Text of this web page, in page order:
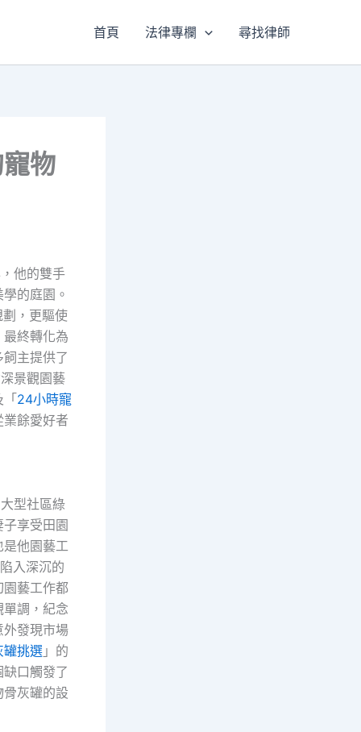
首頁 法律專欄 尋找律師
物
他的雙手
的庭園。
，更驅使
終轉化為
主提供了
景觀園藝
24小時寵
餘愛好者
型社區綠
享受田園
他園藝工
入深沉的
園藝工作都
調，紀念
外發現市場
罐挑選 」的
口觸發了
灰罐的設